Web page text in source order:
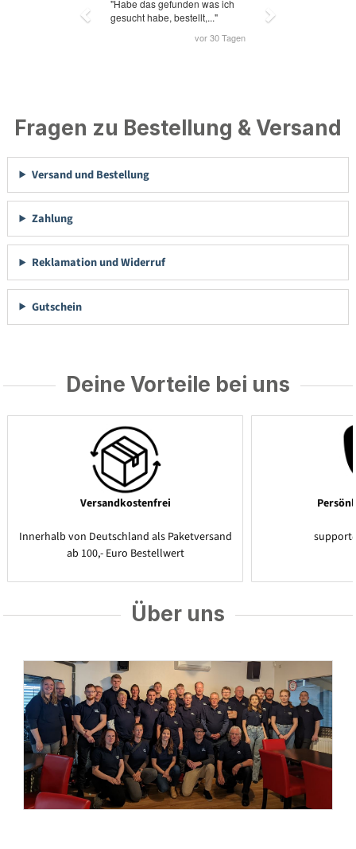
Fragen zu Bestellung & Versand
Versand und Bestellung
Zahlung
Reklamation und Widerruf
Gutschein
Deine Vorteile bei uns
Versandkostenfrei
Innerhalb von Deutschland als Paketversand
ab 100,- Euro Bestellwert
Über uns